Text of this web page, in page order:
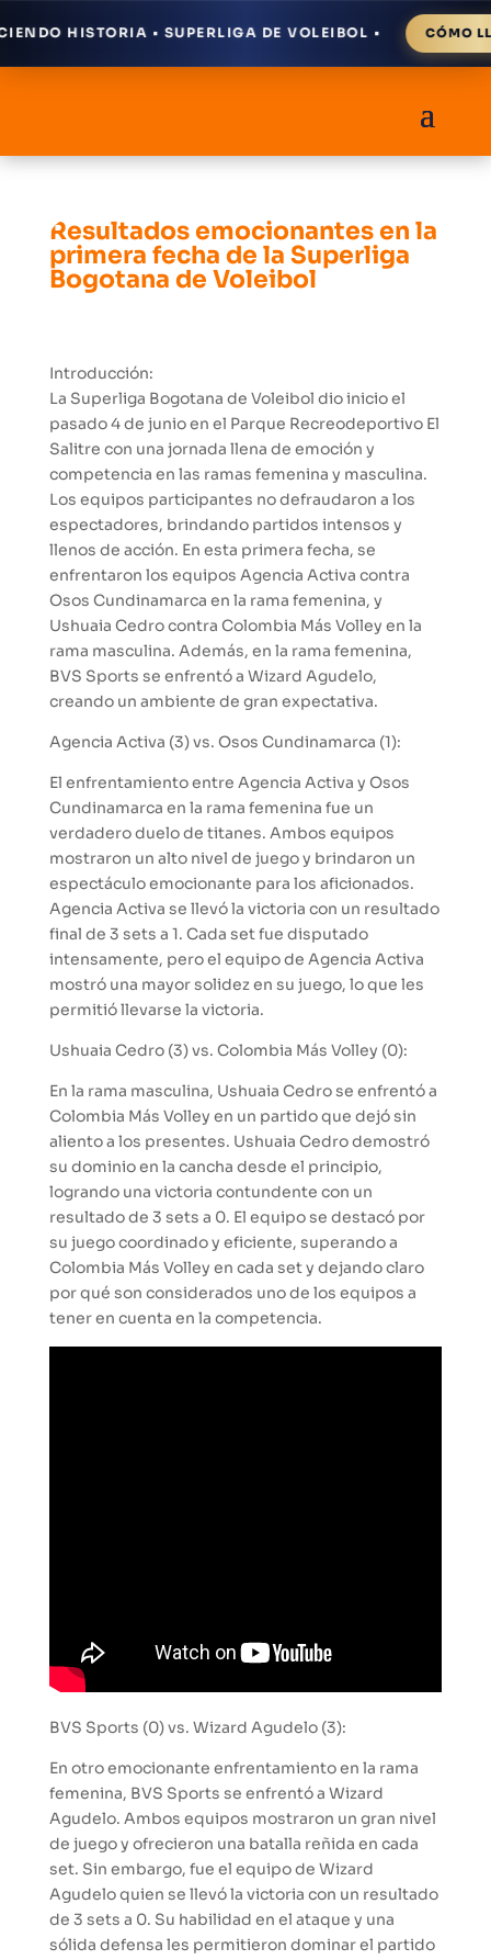
HISTORIA • SUPERLIGA DE VOLEIBOL • CÓMO
Resultados emocionantes en la
primera fecha de la Superliga
Bogotana de Voleibol
Introducción:
La Superliga Bogotana de Voleibol dio inicio el
pasado 4 de junio en el Parque Recreodeportivo El
Salitre con una jornada llena de emoción y
competencia en las ramas femenina y masculina.
Los equipos participantes no defraudaron a los
espectadores, brindando partidos intensos y
llenos de acción. En esta primera fecha, se
enfrentaron los equipos Agencia Activa contra
Osos Cundinamarca en la rama femenina, y
Ushuaia Cedro contra Colombia Más Volley en la
rama masculina. Además, en la rama femenina,
BVS Sports se enfrentó a Wizard Agudelo,
creando un ambiente de gran expectativa.
Agencia Activa (3) vs. Osos Cundinamarca (1):
El enfrentamiento entre Agencia Activa y Osos
Cundinamarca en la rama femenina fue un
verdadero duelo de titanes. Ambos equipos
mostraron un alto nivel de juego y brindaron un
espectáculo emocionante para los aficionados.
Agencia Activa se llevó la victoria con un resultado
final de 3 sets a 1. Cada set fue disputado
intensamente, pero el equipo de Agencia Activa
mostró una mayor solidez en su juego, lo que les
permitió llevarse la victoria.
Ushuaia Cedro (3) vs. Colombia Más Volley (0):
En la rama masculina, Ushuaia Cedro se enfrentó a
Colombia Más Volley en un partido que dejó sin
aliento a los presentes. Ushuaia Cedro demostró
su dominio en la cancha desde el principio,
logrando una victoria contundente con un
resultado de 3 sets a 0. El equipo se destacó por
su juego coordinado y eficiente, superando a
Colombia Más Volley en cada set y dejando claro
por qué son considerados uno de los equipos a
tener en cuenta en la competencia.
BVS Sports (0) vs. Wizard Agudelo (3):
En otro emocionante enfrentamiento en la rama
femenina, BVS Sports se enfrentó a Wizard
Agudelo. Ambos equipos mostraron un gran nivel
de juego y ofrecieron una batalla reñida en cada
set. Sin embargo, fue el equipo de Wizard
Agudelo quien se llevó la victoria con un resultado
de 3 sets a 0. Su habilidad en el ataque y una
sólida defensa les permitieron dominar el partido